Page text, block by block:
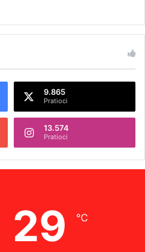
9.865
Pratioci
13.574
Pratioci
29 ℃